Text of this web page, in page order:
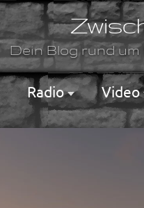
Dein Blog rund
Radio Video